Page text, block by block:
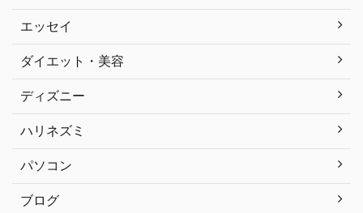
エッセイ
ダイエット・美容
ディズニー
ハリネズミ
パソコン
ブログ